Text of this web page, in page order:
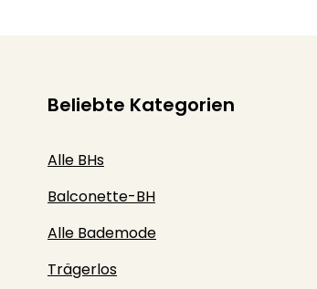
Beliebte Kategorien
Alle BHs
Balconette-BH
Alle Bademode
Trägerlos